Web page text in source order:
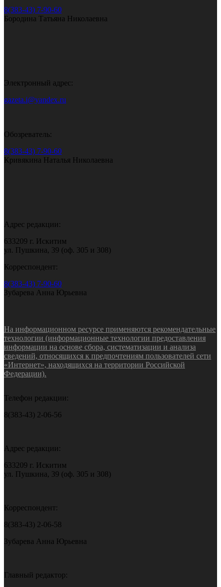
8(383-43) 7-90-60
Бородина Татьяна Николаевна
Электронный адрес:
gazeta.i@yandex.ru
Обозреватель:
8(383-43) 7-90-60
Кривякина Наталья Николаевна
Адрес редакции:
633209 г. Искитим
ул. Пушкина, 39 (оф. 305 и 308)
Корреспондент:
8(383-43) 7-90-60
Зубарева Анна Юрьевна
На информационном ресурсе применяются рекомендательные
технологии (информационные технологии предоставления
информации на основе сбора, систематизации и анализа
сведений, относящихся к предпочтениям пользователей сети
«Интернет», находящихся на территории Российской
Федерации).
Телефон редакции:
8(383-43) 2-06-56
Адрес редакции:
633209 г. Искитим
ул. Пушкина, 39 (оф. 305 и 308)
Корреспондент:
8(383-43) 2-06-58
Зубарева Анна Юрьевна
Главный редактор: